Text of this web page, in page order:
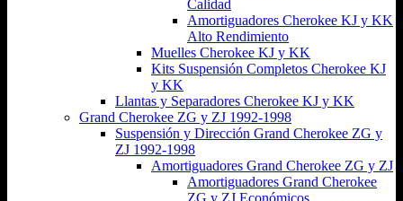
Calidad
Amortiguadores Cherokee KJ y KK
Alto Rendimiento
Muelles Cherokee KJ y KK
Kits Suspensión Completos Cherokee KJ
y KK
Llantas y Separadores Cherokee KJ y KK
Grand Cherokee ZG y ZJ 1992-1998
Suspensión y Dirección Grand Cherokee ZG y
ZJ 1992-1998
Amortiguadores Grand Cherokee ZG y ZJ
Amortiguadores Grand Cherokee